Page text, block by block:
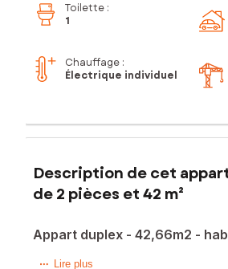
Toilette :
1
Chauffage :
Électrique individuel
Description de cet
de 2 pièces et 42 m²
Appart duplex - 42,66m2 -
Dans un ensemble immobilier de
Lire plus